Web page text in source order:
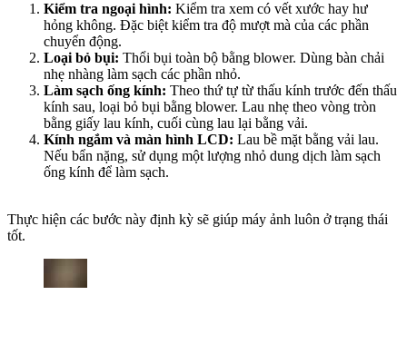
Kiểm tra ngoại hình: Kiểm tra xem có vết xước hay hư
hỏng không. Đặc biệt kiểm tra độ mượt mà của các phần
chuyển động.
Loại bỏ bụi: Thổi bụi toàn bộ bằng blower. Dùng bàn chải
nhẹ nhàng làm sạch các phần nhỏ.
Làm sạch ống kính: Theo thứ tự từ thấu kính trước đến thấu
kính sau, loại bỏ bụi bằng blower. Lau nhẹ theo vòng tròn
bằng giấy lau kính, cuối cùng lau lại bằng vải.
Kính ngắm và màn hình LCD: Lau bề mặt bằng vải lau.
Nếu bẩn nặng, sử dụng một lượng nhỏ dung dịch làm sạch
ống kính để làm sạch.
Thực hiện các bước này định kỳ sẽ giúp máy ảnh luôn ở trạng thái
tốt.